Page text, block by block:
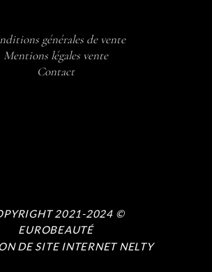
générales de vente
Mentions légales vente
Contact
2021-2024 ©
EUROBEAUTÉ
DE SITE INTERNET NELTY